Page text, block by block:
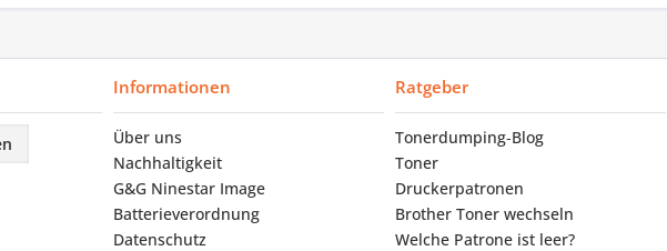
Informationen
Über uns
Nachhaltigkeit
G&G Ninestar Image
Batterieverordnung
Datenschutz
Ratgeber
Tonerdumping‑Blog
Toner
Druckerpatronen
Brother Toner wechseln
Welche Patrone ist leer?